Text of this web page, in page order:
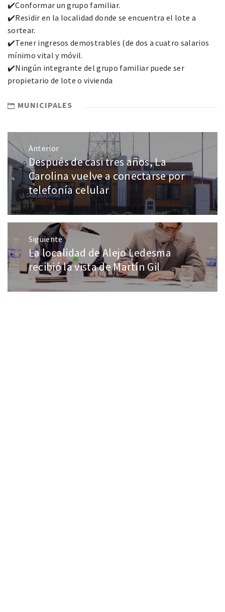
✔️Conformar un grupo familiar.
✔️Residir en la localidad donde se encuentra el lote a
sortear.
✔️Tener ingresos demostrables (de dos a cuatro salarios
mínimo vital y móvil.
✔️Ningún integrante del grupo familiar puede ser
propietario de lote o vivienda
MUNICIPALES
Anterior
Después de casi tres años, La
Carolina vuelve a conectarse por
telefonía celular
Siguiente
La localidad de Alejo Ledesma
recibió la vista de Martín Gil